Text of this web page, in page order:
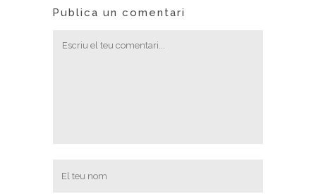
Publica un comentari